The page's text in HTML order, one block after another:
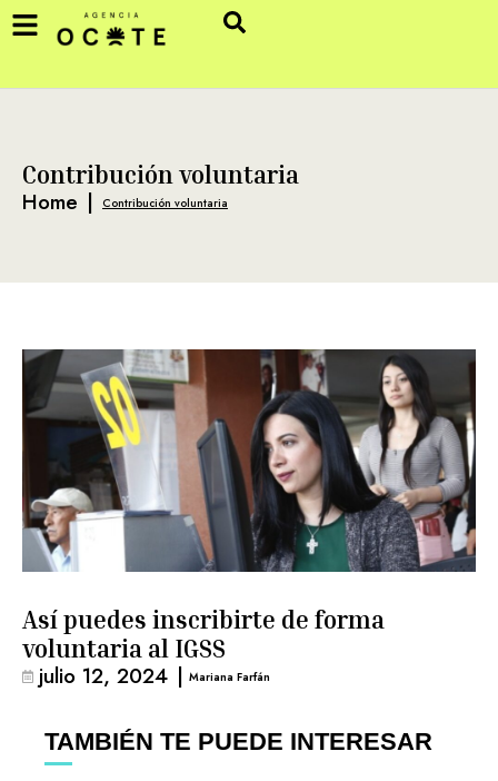
Contribución voluntaria
Home | Contribución voluntaria
Así puedes inscribirte de forma
voluntaria al IGSS
julio 12, 2024 | Mariana Farfán
TAMBIÉN TE PUEDE INTERESAR